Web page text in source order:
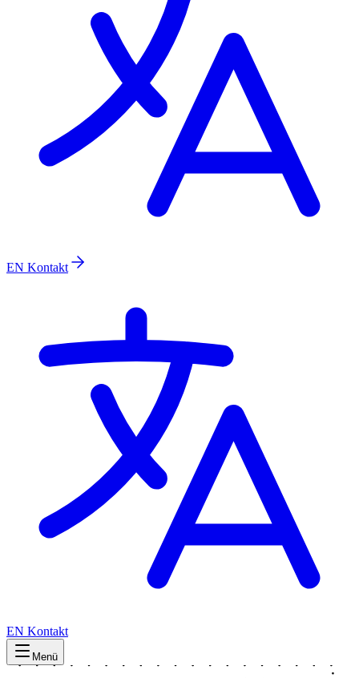
EN Kontakt
EN Kontakt
Menü